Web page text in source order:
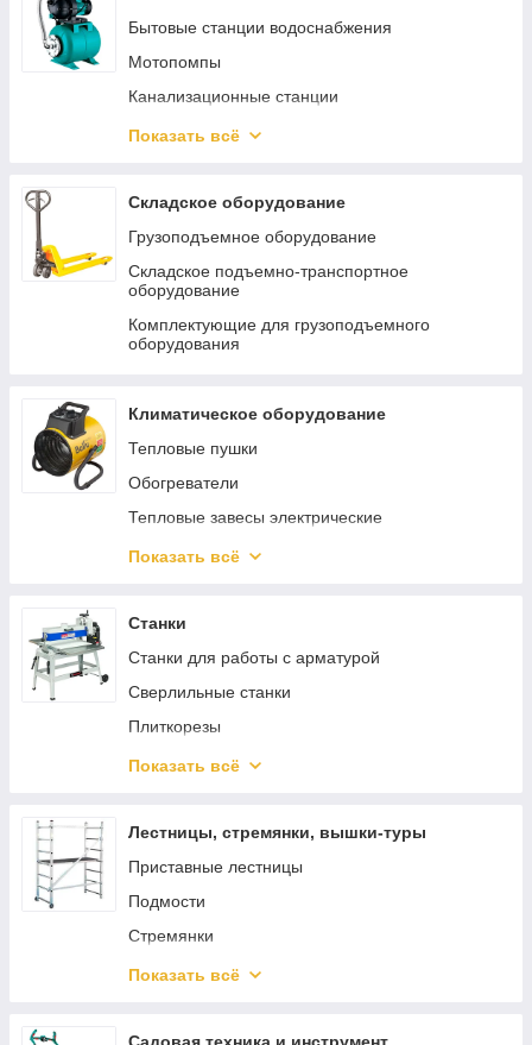
Пневмокраскопульты
Пневмопистолеты
Наборы пневмоинструмента
Пневмодрели
Пневматические заклепочники
Пневмошуруповерты
Хоппер ковши
Пневмоотвертки
Пневмоножницы и пилы
Пневматические лобзики
Бытовые станции водоснабжения
Мотопомпы
Канализационные станции
Погружные насосы
Аксессуары и принадлежности для насосов
Общепромышленные насосы
Бытовые поверхностные насосы
Автоматика для насосов
Показать всё
Складское оборудование
Грузоподъемное оборудование
Складское подъемно-транспортное
оборудование
Комплектующие для грузоподъемного
оборудования
Климатическое оборудование
Тепловые пушки
Обогреватели
Тепловые завесы электрические
Водонагреватели
Аккумуляторные вентиляторы
Показать всё
Станки
Станки для работы с арматурой
Сверлильные станки
Плиткорезы
Пильные станки
Тиски
Стружкоотсосы
Фрезерные станки
Строгальные станки
Шлифовальные станки
Показать всё
Лестницы, стремянки, вышки-туры
Приставные лестницы
Подмости
Стремянки
Двухсекционные лестницы
Передвижные лестницы с платформой
Показать всё